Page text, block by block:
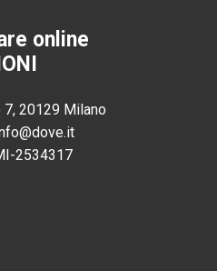
online
20129 Milano
2534317